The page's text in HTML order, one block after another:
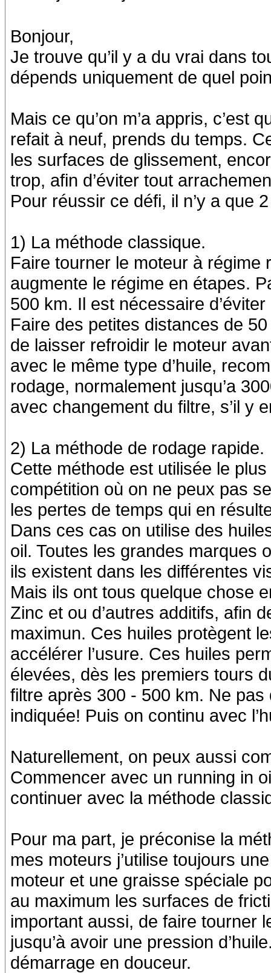
Bonjour,
Je trouve qu’il y a du vrai dans
dépends uniquement de quel
Mais ce qu’on m’a appris, c’est
refait à neuf, prends du temps.
les surfaces de glissement,
trop, afin d’éviter tout
Pour réussir ce défi, il n’y a que
1) La méthode classique.
Faire tourner le moteur à
augmente le régime en étapes.
500 km. Il est nécessaire
Faire des petites distances de
de laisser refroidir le moteur
avec le même type d’huile,
rodage, normalement jusqu’a
avec changement du filtre, s’il y
2) La méthode de rodage rapide.
Cette méthode est utilisée le
compétition où on ne peux pas
les pertes de temps qui en
Dans ces cas on utilise des
oil. Toutes les grandes marques
ils existent dans les différentes
Mais ils ont tous quelque chose
Zinc et ou d’autres additifs, afin
maximun. Ces huiles protègent
accélérer l’usure. Ces huiles
élevées, dès les premiers tours
filtre après 300 - 500 km. Ne pas
indiquée! Puis on continu avec
Naturellement, on peux aussi
Commencer avec un running in
continuer avec la méthode
Pour ma part, je préconise la
mes moteurs j’utilise toujours
moteur et une graisse spéciale
au maximum les surfaces de
important aussi, de faire tourner
jusqu’à avoir une pression
démarrage en douceur.